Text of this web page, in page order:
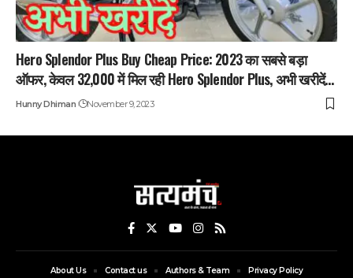
Hero Splendor Plus Buy Cheap Price: 2023 का सबसे बड़ा
ऑफर, केवल 32,000 में मिल रही Hero Splendor Plus, अभी खरीदें…
Hunny Dhiman November 9, 2023
About Us Contact us Authors & Team
Privacy Policy